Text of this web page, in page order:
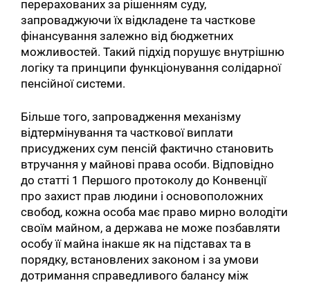
перерахованих за рішенням суду,
запроваджуючи їх відкладене та часткове
фінансування залежно від бюджетних
можливостей. Такий підхід порушує внутрішню
логіку та принципи функціонування солідарної
пенсійної системи.
Більше того, запровадження механізму
відтермінування та часткової виплати
присуджених сум пенсій фактично становить
втручання у майнові права особи. Відповідно
до статті 1 Першого протоколу до Конвенції
про захист прав людини і основоположних
свобод, кожна особа має право мирно володіти
своїм майном, а держава не може позбавляти
особу її майна інакше як на підставах та в
порядку, встановлених законом і за умови
дотримання справедливого балансу між